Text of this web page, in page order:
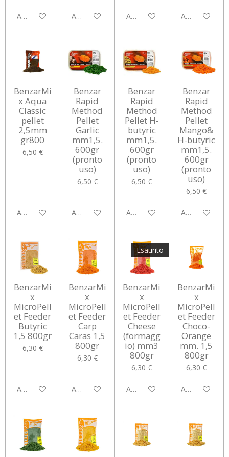
Aggiungi al carrelloAggiungi al carrelloAggiungi al carrelloAggiungi al
BenzarMi
x Aqua
Classic
pellet
2,5mm
gr800
6,50 €
Aggiungi al carrello
Benzar
Rapid
Method
Pellet
Garlic
mm1,5.
600gr
(pronto
uso)
6,50 €
Aggiungi al carrello
Benzar
Rapid
Method
Pellet H-
butyric
mm1,5.
600gr
(pronto
uso)
6,50 €
Aggiungi al carrello
Benzar
Rapid
Method
Pellet
Mango&
H-butyric
mm1,5.
600gr
(pronto
uso)
6,50 €
Aggiungi al
BenzarMi
x
MicroPell
et Feeder
Butyric
1,5 800gr
6,30 €
Aggiungi al carrello
BenzarMi
x
MicroPell
et Feeder
Carp
Caras 1,5
800gr
6,30 €
Aggiungi al carrello
Esaurito
BenzarMi
x
MicroPell
et Feeder
Cheese
(formagg
io) mm3
800gr
6,30 €
Avvisami quando disponibile
BenzarMi
x
MicroPell
et Feeder
Choco-
Orange
mm. 1,5
800gr
6,30 €
Aggiungi al